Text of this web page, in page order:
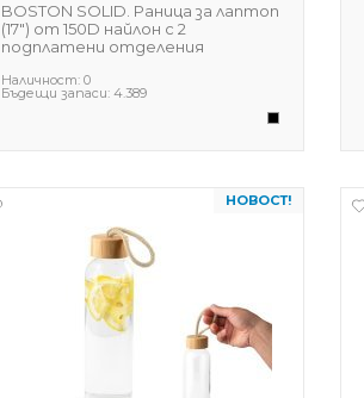
BOSTON SOLID. Раница за лаптоп
(17") от 150D найлон с 2
подплатени отделения
Наличност: 0
Бъдещи запаси: 4.389
НОВОСТ!